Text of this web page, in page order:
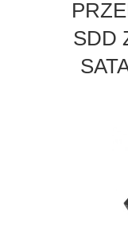
DRUKARKI
MONITORY
SDD